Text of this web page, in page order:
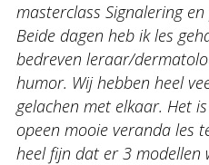
masterclass Signalering
Beide dagen heb ik les
bedreven leraar/
humor. Wij hebben heel
gelachen met elkaar. Het
opeen mooie veranda les
heel fijn dat er 3 modellen